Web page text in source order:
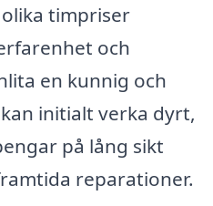
timpriser
och
en kunnig och
initialt verka dyrt,
på lång sikt
reparationer.